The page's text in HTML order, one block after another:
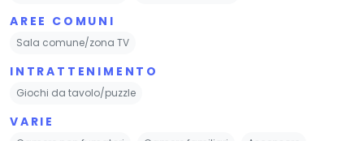
AREE COMUNI
Sala comune/zona TV
INTRATTENIMENTO
Giochi da tavolo/puzzle
VARIE